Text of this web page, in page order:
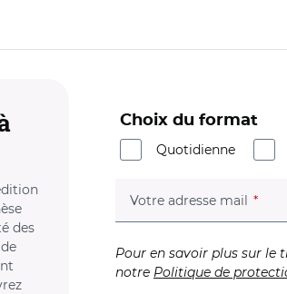
des
Choix du format
Quotidienne
Votre adresse mail
Pour en savoir plus sur le
notre Politique de